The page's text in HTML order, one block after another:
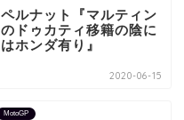
ペルナット『マルティン
のドゥカティ移籍の陰に
はホンダ有り』
2020-06-15
MotoGP